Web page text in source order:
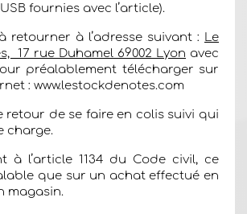
fournies avec l’article).
retourner à l’adresse suivant : Le
17 rue Duhamel 69002 Lyon avec
préalablement télécharger sur
: www.lestockdenotes.com
retour de se faire en colis suivi qui
charge.
à l’article 1134 du Code civil, ce
que sur un achat effectué en
magasin.